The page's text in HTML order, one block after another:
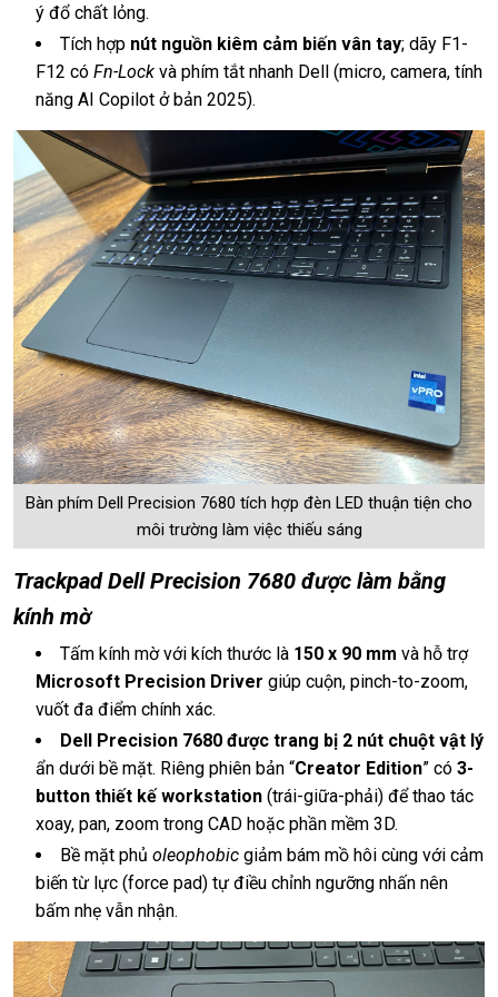
ý đổ chất lỏng.
Tích hợp nút nguồn kiêm cảm biến vân tay; dãy F1-
F12 có Fn-Lock và phím tắt nhanh Dell (micro, camera, tính
năng AI Copilot ở bản 2025).
Bàn phím Dell Precision 7680 tích hợp đèn LED thuận tiện cho
môi trường làm việc thiếu sáng
Trackpad Dell Precision 7680 được làm bằng
kính mờ
Tấm kính mờ với kích thước là 150 x 90 mm và hỗ trợ
Microsoft Precision Driver giúp cuộn, pinch-to-zoom,
vuốt đa điểm chính xác.
Dell Precision 7680 được trang bị 2 nút chuột vật lý
ẩn dưới bề mặt. Riêng phiên bản “Creator Edition” có 3-
button thiết kế workstation (trái-giữa-phải) để thao tác
xoay, pan, zoom trong CAD hoặc phần mềm 3D.
Bề mặt phủ oleophobic giảm bám mồ hôi cùng với cảm
biến từ lực (force pad) tự điều chỉnh ngưỡng nhấn nên
bấm nhẹ vẫn nhận.